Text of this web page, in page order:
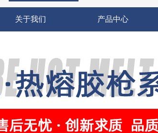
关于我们 产品中心